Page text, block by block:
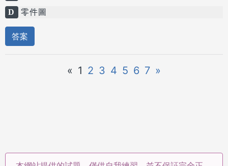
D
零件圖
答案
« 1 2 3 4 5 6 7 »